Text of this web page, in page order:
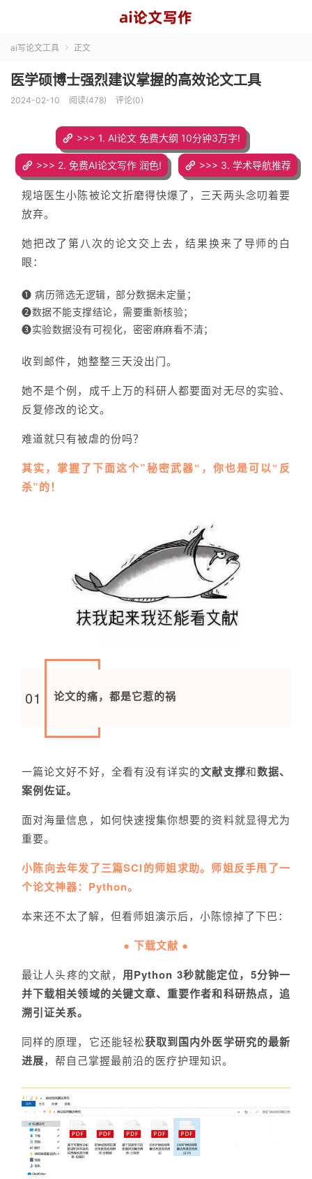
ai写论文工具  正文
医学硕博士强烈建议掌握的高效论文工具
2024-02-10 阅读(478) 评论(0)
>>> 1. AI论文 免费大纲 10分钟3万字!
>>> 2. 免费AI论文写作 润色! >>> 3. 学术导航推荐
规培医生小陈被论文折磨得快爆了，三天两头念叨着要
放弃。
她把改了第八次的论文交上去，结果换来了导师的白
眼：
❶ 病历筛选无逻辑，部分数据未定量；
❷数据不能支撑结论，需要重新核验；
❸实验数据没有可视化，密密麻麻看不清；
收到邮件， 她整整三天没出门。
她不是个例，成千上万的科研人都要面对无尽的实验、
反复修改的论文。
难道就只有被虐的份吗？
其实，掌握了下面这个”秘密武器“，你也是可以“反
杀”的！
01 论文的痛，都是它惹的祸
一篇论文好不好，全看有没有详实的文献支撑和数据、
案例佐证。
面对海量信息，如何快速搜集你想要的资料就显得尤为
重要。
小陈向去年发了三篇SCI的师姐求助。师姐反手甩了一
个论文神器：Python。
本来还不太了解，但看师姐演示后，小陈惊掉了下巴：
● 下载文献 ●
最让人头疼的文献， 用Python 3秒就能定位，5分钟一
并下载相关领域的关键文章、重要作者和科研热点，追
溯引证关系。
同样的原理，它还能轻松获取到国内外医学研究的最新
进展，帮自己掌握最前沿的医疗护理知识。